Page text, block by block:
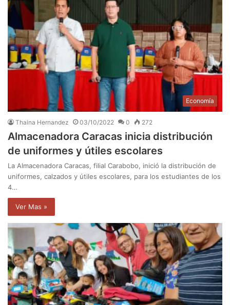
Economía
Thaina Hernandez 03/10/2022 0 272
Almacenadora Caracas inicia distribución
de uniformes y útiles escolares
La Almacenadora Caracas, filial Carabobo, inició la distribución de
uniformes, calzados y útiles escolares, para los estudiantes de los
4…
Ver Mas »